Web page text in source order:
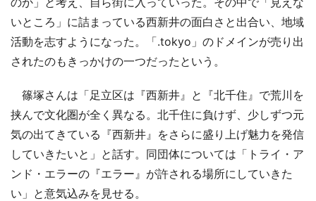
いところ」に詰まっている西新井の面白さと出合い、地域
活動を志すようになった。「.tokyo」のドメインが売り出
されたのもきっかけの一つだったという。
篠塚さんは「足立区は『西新井』と『北千住』で荒川を
挟んで文化圏が全く異なる。北千住に負けず、少しずつ元
気の出てきている『西新井』をさらに盛り上げ魅力を発信
していきたいと」と話す。同団体については「トライ・ア
ンド・エラーの『エラー』が許される場所にしていきた
い」と意気込みを見せる。